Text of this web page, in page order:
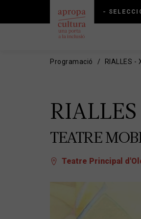
contingut
main
Programació RIALLES -
TEATRE
Teatre Principal